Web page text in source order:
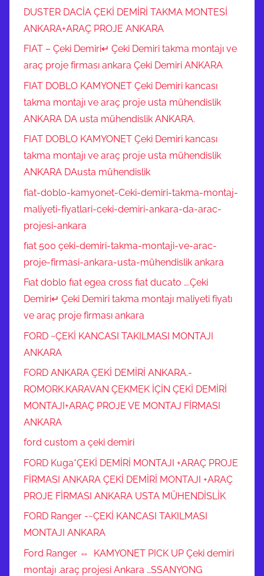
DUSTER DACİA ÇEKİ DEMİRİ TAKMA MONTESİ
ANKARA+ARAÇ PROJE ANKARA
FIAT – Çeki Demiri↵ Çeki Demiri takma montajı ve
araç proje firması ankara Çeki Demiri ANKARA
FIAT DOBLO KAMYONET Çeki Demiri kancası
takma montajı ve araç proje usta mühendislik
ANKARA DA usta mühendislik ANKARA.
FIAT DOBLO KAMYONET Çeki Demiri kancası
takma montajı ve araç proje usta mühendislik
ANKARA DAusta mühendislik
fiat-doblo-kamyonet-Ceki-demiri-takma-montaj-
maliyeti-fiyatlari-ceki-demiri-ankara-da-arac-
projesi-ankara
fıat 500 çeki-demiri-takma-montaji-ve-arac-
proje-firmasi-ankara-usta-mühendislik ankara
Fıat doblo fıat egea cross fıat ducato ….Çeki
Demiri↵ Çeki Demiri takma montajı maliyeti fiyatı
ve araç proje firması ankara
FORD ~ÇEKİ KANCASI TAKILMASI MONTAJI
ANKARA
FORD ANKARA ÇEKİ DEMİRİ ANKARA.-
ROMORK.KARAVAN ÇEKMEK İÇİN ÇEKİ DEMİRİ
MONTAJI+ARAÇ PROJE VE MONTAJ FİRMASI
ANKARA
ford custom a çeki demiri
FORD Kuga*ÇEKİ DEMİRİ MONTAJI +ARAÇ PROJE
FİRMASI ANKARA ÇEKİ DEMİRİ MONTAJI +ARAÇ
PROJE FİRMASI ANKARA USTA MÜHENDİSLİK
FORD Ranger -~ÇEKİ KANCASI TAKILMASI
MONTAJI ANKARA
Ford Ranger ⇔ KAMYONET PICK UP Çeki demiri
montajı .araç projesi Ankara …SSANYONG